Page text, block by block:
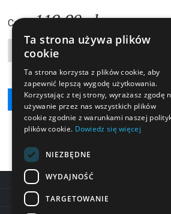
Cena: 119,90 zł
Liczba produktów
DARMOWA DOSTAWA
DOSTAWA DO 7 DNI
Ta strona używa plików
cookie
Ta strona korzysta z plików cookie, aby
zapewnić lepszą wygodę użytkowania.
Korzystając z tej strony, wyrażasz zgodę
używanie przez nas wszystkich plików
cookie zgodnie z warunkami naszej
plików cookie. Dowiedz się więcej
NIEZBĘDNE
WYDAJNOŚĆ
TARGETOWANIE